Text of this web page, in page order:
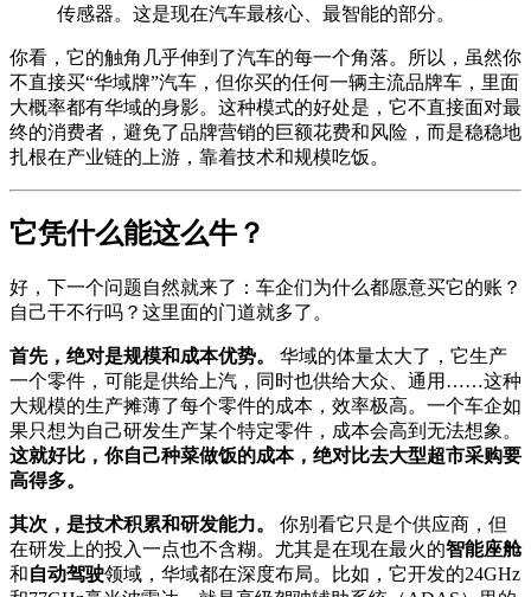
传感器。这是现在汽车最核心、最智能的部分。
你看，它的触角几乎伸到了汽车的每一个角落。所以，虽然你
不直接买“华域牌”汽车，但你买的任何一辆主流品牌车，里面
大概率都有华域的身影。这种模式的好处是，它不直接面对最
终的消费者，避免了品牌营销的巨额花费和风险，而是稳稳地
扎根在产业链的上游，靠着技术和规模吃饭。
它凭什么能这么牛？
好，下一个问题自然就来了：车企们为什么都愿意买它的账？
自己干不行吗？这里面的门道就多了。
首先，绝对是规模和成本优势。
华域的体量太大了，它生产
一个零件，可能是供给上汽，同时也供给大众、通用……这种
大规模的生产摊薄了每个零件的成本，效率极高。一个车企如
果只想为自己研发生产某个特定零件，成本会高到无法想象。
这就好比，你自己种菜做饭的成本，绝对比去大型超市采购要
高得多。
其次，是技术积累和研发能力。
你别看它只是个供应商，但
在研发上的投入一点也不含糊。尤其是在现在最火的智能座舱
和自动驾驶领域，华域都在深度布局。比如，它开发的24GHz